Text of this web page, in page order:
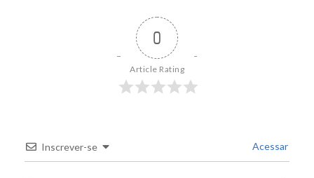
0
Article Rating
Inscrever-se Acessar